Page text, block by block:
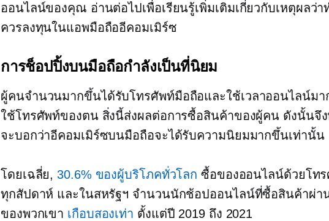
ออนไลน์ของคุณ อ่านต่อไปเพื่อเรียนรู้เพิ่มเติมเกี่ยวกับเหตุผลว่า
ควรลงทุนในแอพมือถืออีคอมเมิร์ซ
การช็อปปิ้งบนมือถือกำลังเป็นที่นิยม
ผู้คนจำนวนมากขึ้นได้รับโทรศัพท์มือถือและใช้เวลาออนไลน์มา
ใช้โทรศัพท์ของตน สิ่งนี้ส่งผลต่อการซื้อสินค้าของผู้คน ดังนั้นจึ
จะบอกว่าอีคอมเมิร์ซบนมือถือจะได้รับความนิยมมากขึ้นเท่านั้น
โดยเฉลี่ย,30.6% ของผู้บริโภคทั่วโลก ซื้อของออนไลน์ด้วยโท
ทุกสัปดาห์ และในสหรัฐฯ จำนวนนักช้อปออนไลน์ที่ซื้อสินค้าผ่า
ของพวกเขา เกือบสองเท่า ตั้งแต่ปี 2019 ถึง 2021